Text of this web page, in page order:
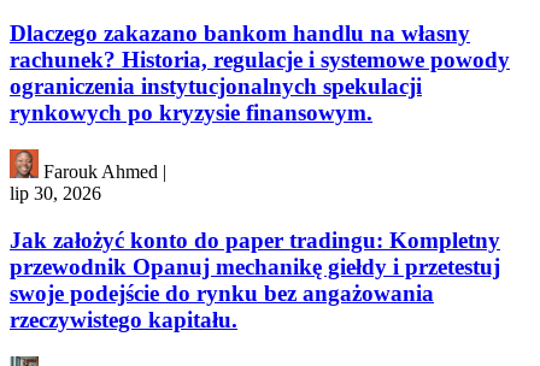
Dlaczego zakazano bankom handlu na własny
rachunek? Historia, regulacje i systemowe powody
ograniczenia instytucjonalnych spekulacji
rynkowych po kryzysie finansowym.
Farouk Ahmed |
lip 30, 2026
Jak założyć konto do paper tradingu: Kompletny
przewodnik Opanuj mechanikę giełdy i przetestuj
swoje podejście do rynku bez angażowania
rzeczywistego kapitału.